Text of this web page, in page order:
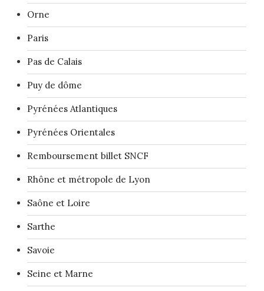
Orne
Paris
Pas de Calais
Puy de dôme
Pyrénées Atlantiques
Pyrénées Orientales
Remboursement billet SNCF
Rhône et métropole de Lyon
Saône et Loire
Sarthe
Savoie
Seine et Marne